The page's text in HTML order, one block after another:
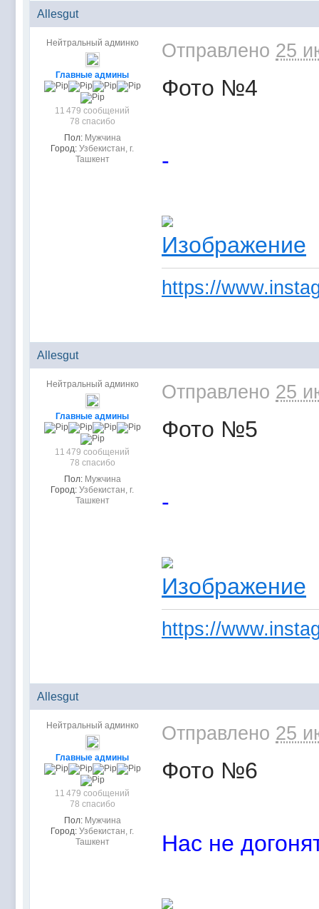
Allesgut
Нейтральный админко
Главные админы
11 479 сообщений
78 спасибо
Пол: Мужчина
Город: Узбекистан, г.
Ташкент
Отправлено 25
Фото №4
-
https://
Allesgut
Нейтральный админко
Главные админы
11 479 сообщений
78 спасибо
Пол: Мужчина
Город: Узбекистан, г.
Ташкент
Отправлено 25
Фото №5
-
https://
Allesgut
Нейтральный админко
Главные админы
11 479 сообщений
78 спасибо
Пол: Мужчина
Город: Узбекистан, г.
Ташкент
Отправлено 25
Фото №6
Нас не